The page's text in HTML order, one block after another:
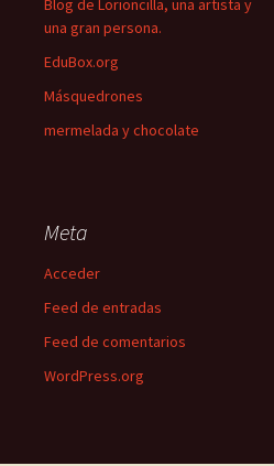
Blog de Lorioncilla, una artista y
una gran persona.
EduBox.org
Másquedrones
mermelada y chocolate
Meta
Acceder
Feed de entradas
Feed de comentarios
WordPress.org